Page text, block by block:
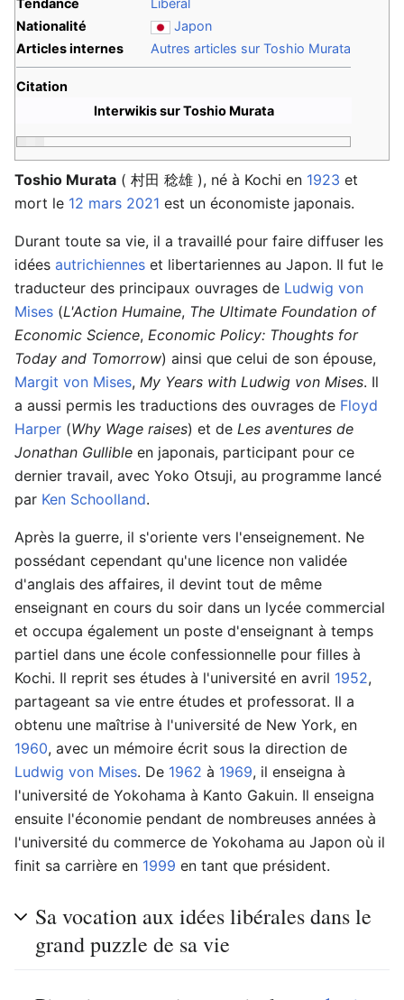
Tendance
Libéral
Nationalité
Japon
Articles internes
Autres articles sur Toshio Murata
Citation
Interwikis sur Toshio Murata
Toshio Murata ( 村田 稔雄 ), né à Kochi en 1923 et
mort le 12 mars 2021 est un économiste japonais.
Durant toute sa vie, il a travaillé pour faire diffuser les
idées autrichiennes et libertariennes au Japon. Il fut le
traducteur des principaux ouvrages de Ludwig von
Mises (L'Action Humaine, The Ultimate Foundation of
Economic Science, Economic Policy: Thoughts for
Today and Tomorrow) ainsi que celui de son épouse,
Margit von Mises, My Years with Ludwig von Mises. Il
a aussi permis les traductions des ouvrages de Floyd
Harper (Why Wage raises) et de Les aventures de
Jonathan Gullible en japonais, participant pour ce
dernier travail, avec Yoko Otsuji, au programme lancé
par Ken Schoolland.
Après la guerre, il s'oriente vers l'enseignement. Ne
possédant cependant qu'une licence non validée
d'anglais des affaires, il devint tout de même
enseignant en cours du soir dans un lycée commercial
et occupa également un poste d'enseignant à temps
partiel dans une école confessionnelle pour filles à
Kochi. Il reprit ses études à l'université en avril 1952,
partageant sa vie entre études et professorat. Il a
obtenu une maîtrise à l'université de New York, en
1960, avec un mémoire écrit sous la direction de
Ludwig von Mises. De 1962 à 1969, il enseigna à
l'université de Yokohama à Kanto Gakuin. Il enseigna
ensuite l'économie pendant de nombreuses années à
l'université du commerce de Yokohama au Japon où il
finit sa carrière en 1999 en tant que président.
Sa vocation aux idées libérales dans le
grand puzzle de sa vie